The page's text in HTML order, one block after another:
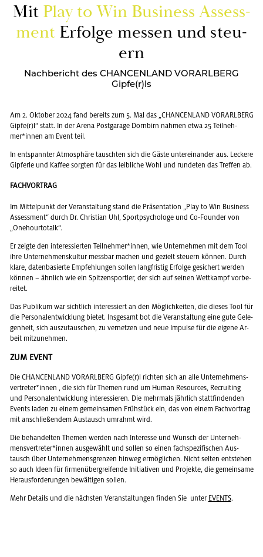
Mit Play to Win Busi­ness As­sess­
ment Er­fol­ge mes­sen und steu­
ern
Nachbericht des CHANCENLAND VORARLBERG
Gipfe(r)ls
Am 2. Ok­to­ber 2024 fand be­reits zum 5. Mal das „CHAN­CEN­LAND VOR­ARL­BERG
Gipfe(r)l“ statt. In der Arena Post­ga­ra­ge Dorn­birn nah­men etwa 25 Teil­neh­
mer*innen am Event teil.
In ent­spann­ter At­mo­sphä­re tausch­ten sich die Gäste un­ter­ein­an­der aus. Le­cke­re
Gip­fer­le und Kaf­fee sorg­ten für das leib­li­che Wohl und run­de­ten das Tref­fen ab.
FACHVORTRAG
Im Mit­tel­punkt der Ver­an­stal­tung stand die Prä­sen­ta­ti­on „Play to Win Busi­ness
As­sess­ment“ durch Dr. Chris­ti­an Uhl, Sport­psy­cho­lo­ge und Co-Foun­der von
„One­hour­to­talk“.
Er zeig­te den in­ter­es­sier­ten Teil­neh­mer*innen, wie Un­ter­neh­men mit dem Tool
ihre Un­ter­neh­mens­kul­tur mess­bar ma­chen und ge­zielt steu­ern kön­nen. Durch
klare, da­ten­ba­sier­te Emp­feh­lun­gen sol­len lang­fris­tig Er­fol­ge ge­si­chert wer­den
kön­nen – ähn­lich wie ein Spit­zen­sport­ler, der sich auf sei­nen Wett­kampf vor­be­
rei­tet.
Das Pu­bli­kum war sicht­lich in­ter­es­siert an den Mög­lich­kei­ten, die die­ses Tool für
die Per­so­nal­ent­wick­lung bie­tet. Ins­ge­samt bot die Ver­an­stal­tung eine gute Ge­le­
gen­heit, sich aus­zu­tau­schen, zu ver­net­zen und neue Im­pul­se für die ei­ge­ne Ar­
beit mit­zu­neh­men.
ZUM EVENT
Die CHAN­CEN­LAND VOR­ARL­BERG Gipfe(r)l rich­ten sich an alle Un­ter­neh­mens­
ver­tre­ter*innen , die sich für The­men rund um Human Re­sour­ces, Re­crui­ting
und Per­so­nal­ent­wick­lung in­ter­es­sie­ren. Die mehr­mals jähr­lich statt­fin­den­den
Events laden zu einem ge­mein­sa­men Früh­stück ein, das von einem Fach­vor­trag
mit an­schlie­ßen­dem Aus­tausch um­rahmt wird.
Die be­han­del­ten The­men wer­den nach In­ter­es­se und Wunsch der Un­ter­neh­
mens­ver­tre­ter*innen aus­ge­wählt und sol­len so einen fach­spe­zi­fi­schen Aus­
tausch über Un­ter­neh­mens­gren­zen hin­weg er­mög­li­chen. Nicht sel­ten ent­ste­hen
so auch Ideen für fir­men­über­grei­fen­de In­itia­ti­ven und Pro­jek­te, die ge­mein­sa­me
Her­aus­for­de­run­gen be­wäl­ti­gen sol­len.
Mehr De­tails und die nächs­ten Ver­an­stal­tun­gen fin­den Sie unter EVENTS.